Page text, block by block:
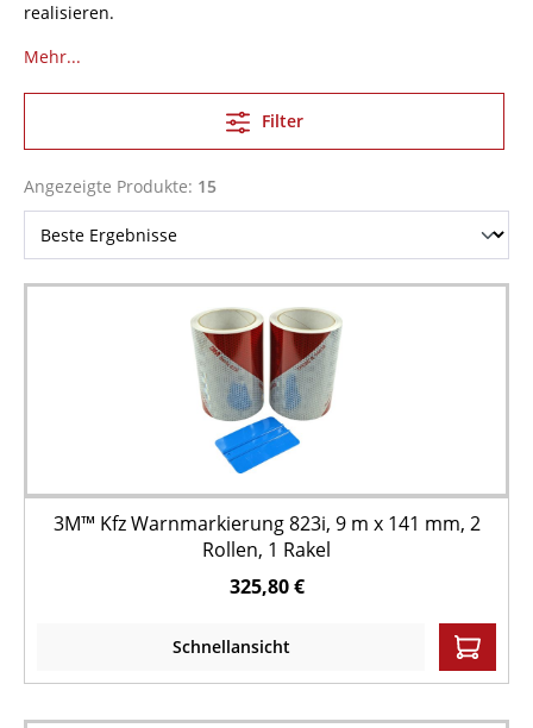
realisieren.
Mehr...
Filter
Angezeigte Produkte: 15
3M™ Kfz Warnmarkierung 823i, 9 m x 141 mm, 2
Rollen, 1 Rakel
325,80 €
Schnellansicht